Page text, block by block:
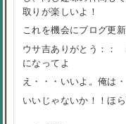
取りが楽しいよ！
これを機会にブログ更
ウサ吉ありがとう：：
になってよ
え・・・いいよ。俺は・
いいじゃないか！！ほ